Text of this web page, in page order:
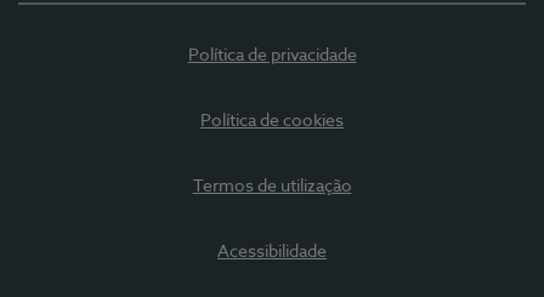
Política de privacidade
Política de cookies
Termos de utilização
Acessibilidade